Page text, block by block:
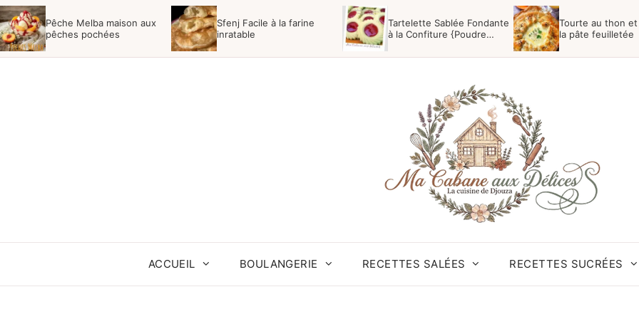
Aller
au
contenu
Pêche Melba maison aux
pêches pochées
Sfenj Facile à la farine
inratable
Tartelette Sablée Fondante
à la Confiture {Poudre
Tourte au thon
la pâte feuilletée
ACCUEIL BOULANGERIE RECETTES SALÉES RECETTES SUCRÉES